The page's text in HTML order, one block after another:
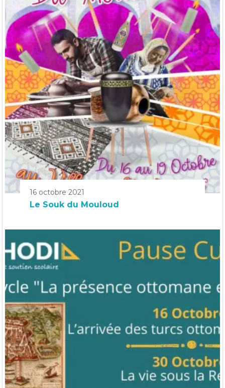
16 octobre 2021
Le Souk du Mouloud